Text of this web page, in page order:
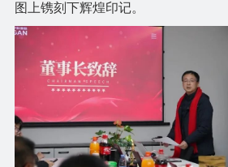
图上镌刻下辉煌印记。